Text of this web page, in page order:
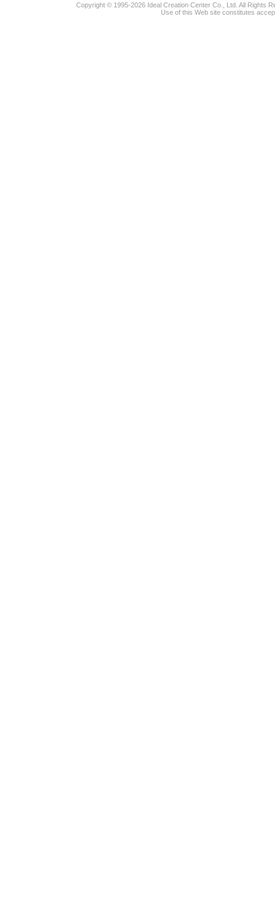
Copyright © 1995-2026 Ideal Creation Center Co., Ltd. All Rights
Use of this Web site constitutes